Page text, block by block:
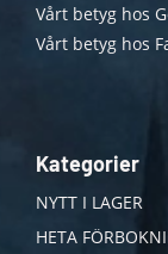
Vårt betyg hos
Vårt betyg hos
Kategorier
NYTT I LAGER
HETA